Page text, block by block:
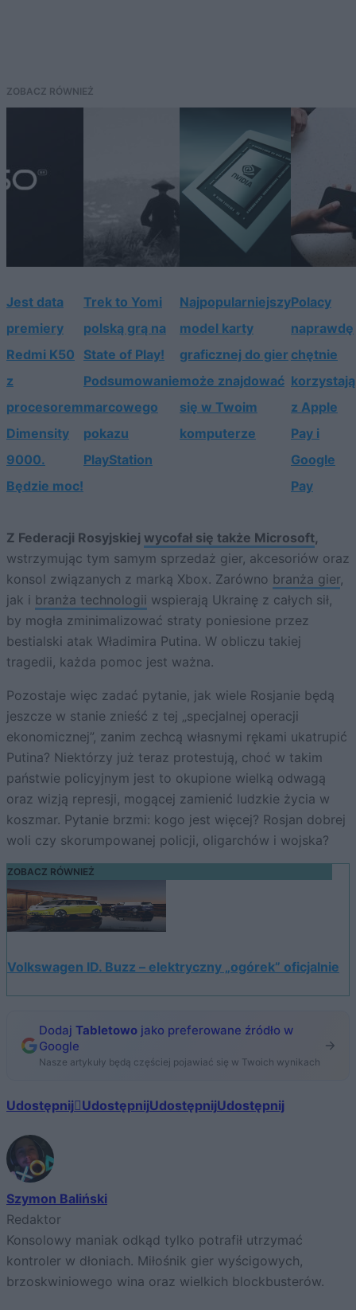
ZOBACZ RÓWNIEŻ
Jest data
premiery
Redmi K50
z
procesorem
Dimensity
9000.
Będzie moc!
Trek to Yomi
polską grą na
State of Play!
Podsumowanie
marcowego
pokazu
PlayStation
Najpopularniejszy
model karty
graficznej do gier
może znajdować
się w Twoim
komputerze
Polacy
naprawdę
chętnie
korzystają
z Apple
Pay i
Google
Pay
Z Federacji Rosyjskiej wycofał się także Microsoft,
wstrzymując tym samym sprzedaż gier, akcesoriów oraz
konsol związanych z marką Xbox. Zarówno branża gier,
jak i branża technologii wspierają Ukrainę z całych sił,
by mogła zminimalizować straty poniesione przez
bestialski atak Władimira Putina. W obliczu takiej
tragedii, każda pomoc jest ważna.
Pozostaje więc zadać pytanie, jak wiele Rosjanie będą
jeszcze w stanie znieść z tej „specjalnej operacji
ekonomicznej”, zanim zechcą własnymi rękami ukatrupić
Putina? Niektórzy już teraz protestują, choć w takim
państwie policyjnym jest to okupione wielką odwagą
oraz wizją represji, mogącej zamienić ludzkie życia w
koszmar. Pytanie brzmi: kogo jest więcej? Rosjan dobrej
woli czy skorumpowanej policji, oligarchów i wojska?
ZOBACZ RÓWNIEŻ
Volkswagen ID. Buzz – elektryczny „ogórek” oficjalnie
Dodaj Tabletowo jako preferowane źródło w
Google
Nasze artykuły będą częściej pojawiać się w Twoich wynikach
Udostępnij UdostępnijUdostępnijUdostępnij
Szymon Baliński
Redaktor
Konsolowy maniak odkąd tylko potrafił utrzymać
kontroler w dłoniach. Miłośnik gier wyścigowych,
brzoskwiniowego wina oraz wielkich blockbusterów.